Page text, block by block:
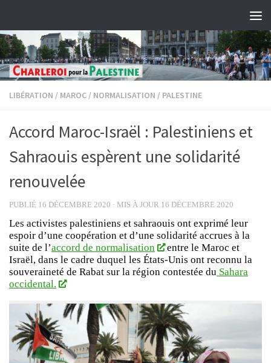
LIBÉRATION / MAROC / NORMALISATION / PALESTINE
Accord Maroc-Israël : Palestiniens et
Sahraouis espèrent une solidarité
renouvelée
PUBLIÉ 16 DÉCEMBRE 2020 · MIS À JOUR 16 DÉCEMBRE 2020
Les activistes palestiniens et sahraouis ont exprimé leur
espoir d’une coopération et d’une solidarité accrues à la
suite de l’accord de normalisation
entre le Maroc et
Israël, dans le cadre duquel les États-Unis ont reconnu la
souveraineté de Rabat sur la région contestée du Sahara
occidental.